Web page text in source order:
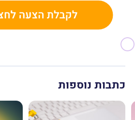
כתבות נוספות